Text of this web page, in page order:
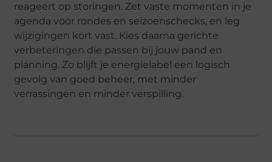
reageert op storingen. Zet vaste momenten in je
agenda voor rondes en seizoenschecks, en leg
wijzigingen kort vast. Kies daarna gerichte
verbeteringen die passen bij jouw pand en
planning. Zo blijft je energielabel een logisch
gevolg van goed beheer, met minder
verrassingen en minder verspilling.